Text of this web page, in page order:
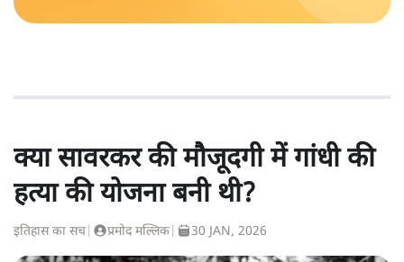
क्या सावरकर की मौजूदगी में गांधी की
हत्या की योजना बनी थी?
इतिहास का सच प्रमोद मल्लिक 30 JAN, 2026